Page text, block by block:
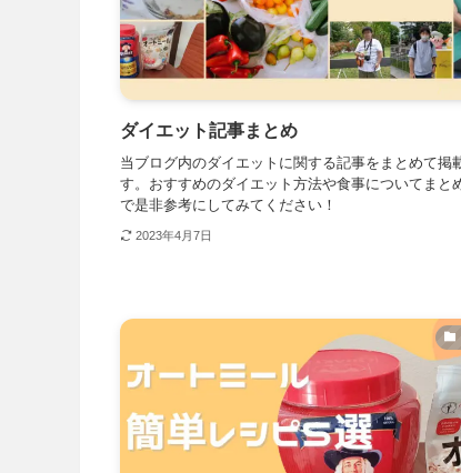
ダイエット記事まとめ
当ブログ内のダイエットに関する記事をまとめて掲
す。おすすめのダイエット方法や食事についてまと
で是非参考にしてみてください！
2023年4月7日